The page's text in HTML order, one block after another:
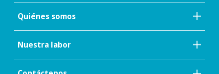
Quiénes somos
Nuestra labor